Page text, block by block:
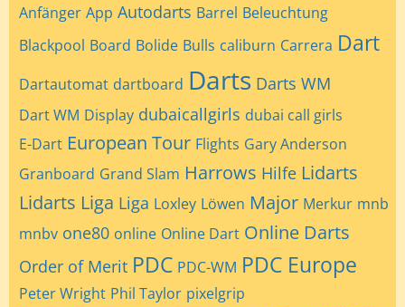
Anfänger App Autodarts Barrel Beleuchtung
Blackpool Board Bolide Bulls caliburn Carrera Dart
Dartautomat dartboard Darts Darts WM
Dart WM Display dubaicallgirls dubai call girls
E-Dart European Tour Flights Gary Anderson
Granboard Grand Slam Harrows Hilfe Lidarts
Lidarts Liga Liga Loxley Löwen Major Merkur mnb
mnbv one80 online Online Dart Online Darts
Order of Merit PDC PDC-WM PDC Europe
Peter Wright Phil Taylor pixelgrip